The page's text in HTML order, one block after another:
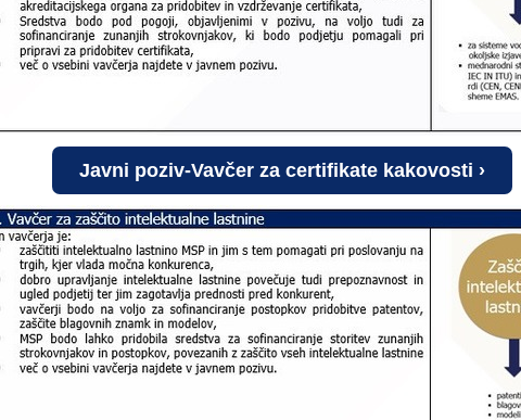
Javni poziv-Vavčer za certifikate kakovosti ›